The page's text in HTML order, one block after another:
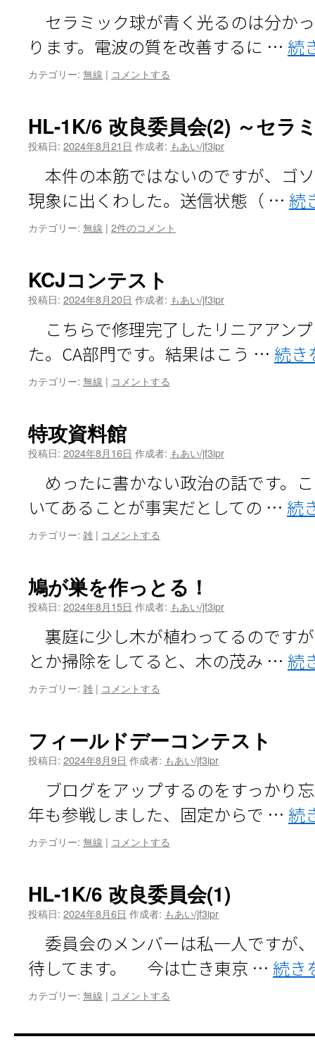
セラミック球が青く光るのは分か
ります。電波の質を改善するに … 続
カテゴリー: 無線 | コメントする
HL-1K/6 改良委員会(2) ～セラ
投稿日: 2024年8月21日 作成者: もあい/jf3ipr
本件の本筋ではないのですが、ゴ
現象に出くわした。送信状態（ … 続
カテゴリー: 無線 | 2件のコメント
KCJコンテスト
投稿日: 2024年8月20日 作成者: もあい/jf3ipr
こちらで修理完了したリニアアン
た。CA部門です。結果はこう … 続き
カテゴリー: 無線 | コメントする
特攻資料館
投稿日: 2024年8月16日 作成者: もあい/jf3ipr
めったに書かない政治の話です。
いてあることが事実だとしての … 続
カテゴリー: 雑 | コメントする
鳩が巣を作っとる！
投稿日: 2024年8月15日 作成者: もあい/jf3ipr
裏庭に少し木が植わってるのです
とか掃除をしてると、木の茂み … 続
カテゴリー: 雑 | コメントする
フィールドデーコンテスト
投稿日: 2024年8月9日 作成者: もあい/jf3ipr
ブログをアップするのをすっかり
年も参戦しました、固定からで … 続
カテゴリー: 無線 | コメントする
HL-1K/6 改良委員会(1)
投稿日: 2024年8月6日 作成者: もあい/jf3ipr
委員会のメンバーは私一人ですが
待してます。 今は亡き東京 … 続き
カテゴリー: 無線 | コメントする